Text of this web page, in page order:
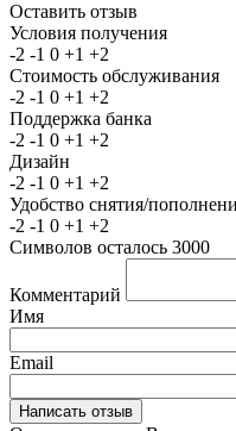
Оставить отзыв
Условия получения
-2 -1 0 +1 +2
Стоимость обслуживания
-2 -1 0 +1 +2
Поддержка банка
-2 -1 0 +1 +2
Дизайн
-2 -1 0 +1 +2
Удобство снятия/
-2 -1 0 +1 +2
Символов осталось 3000
Комментарий
Имя
Email